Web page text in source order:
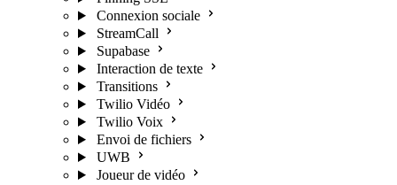
Connexion sociale
StreamCall
Supabase
Interaction de texte
Transitions
Twilio Vidéo
Twilio Voix
Envoi de fichiers
UWB
Joueur de vidéo